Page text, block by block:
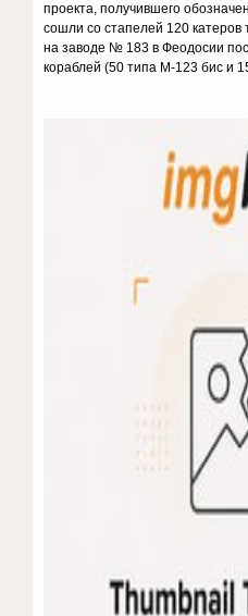
проекта, получившего
сошли со стапелей 120 катеров
на заводе № 183 в Феодосии
кораблей (50 типа М-123 бис и